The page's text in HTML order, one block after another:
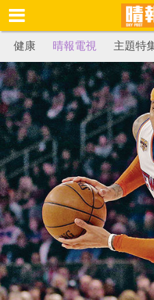
健康 晴報電視 主題特